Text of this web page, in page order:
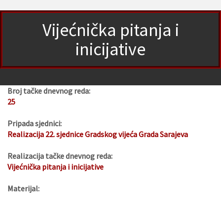
Vijećnička pitanja i
inicijative
Broj tačke dnevnog reda:
25
Pripada sjednici:
Realizacija 22. sjednice Gradskog vijeća Grada Sarajeva
Realizacija tačke dnevnog reda:
Vijećnička pitanja i inicijative
Materijal: